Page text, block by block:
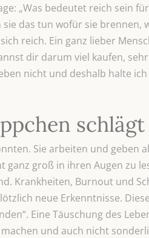
„Was bedeutet reich sein
das tun wofür sie brennen,
reich. Ein ganz lieber
dir darum viel kaufen,
nicht und deshalb halte
schlägt
Sie arbeiten und geben
groß in ihren Augen zu
Krankheiten, Burnout und
neue Erkenntnisse.
Eine Täuschung des
und auch nicht